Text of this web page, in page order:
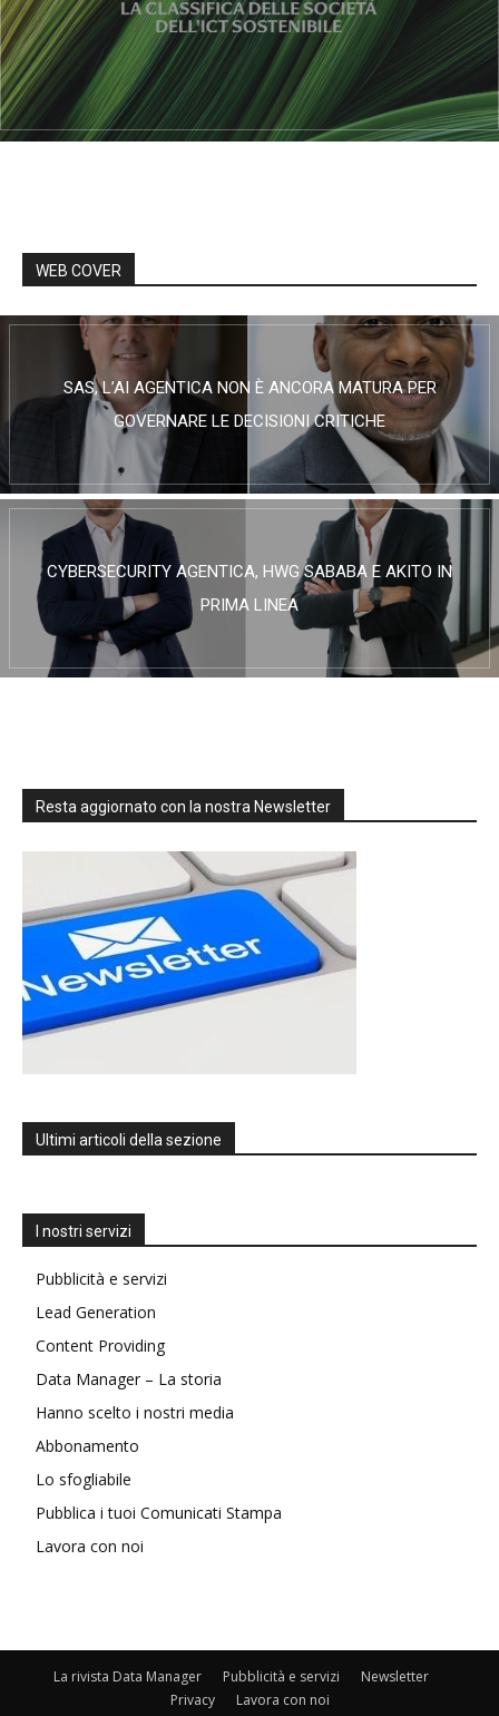
WEB COVER
SAS, L’AI AGENTICA NON È ANCORA MATURA PER
GOVERNARE LE DECISIONI CRITICHE
CYBERSECURITY AGENTICA, HWG SABABA E AKITO IN
PRIMA LINEA
Resta aggiornato con la nostra Newsletter
Ultimi articoli della sezione
I nostri servizi
Pubblicità e servizi
Lead Generation
Content Providing
Data Manager – La storia
Hanno scelto i nostri media
Abbonamento
Lo sfogliabile
Pubblica i tuoi Comunicati Stampa
Lavora con noi
La rivista Data Manager Pubblicità e servizi
Newsletter
Privacy
Lavora con noi